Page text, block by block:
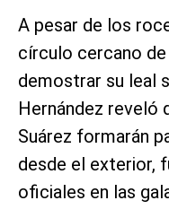
A pesar de los
círculo cercano
demostrar su leal
Hernández reveló
Suárez formarán
desde el exterior,
oficiales en las